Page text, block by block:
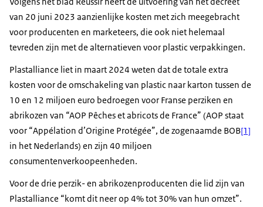
van 20 juni 2023 aanzienlijke kosten met zich meegebracht
voor producenten en marketeers, die ook niet helemaal
tevreden zijn met de alternatieven voor plastic verpakkingen.
Plastalliance liet in maart 2024 weten dat de totale extra
kosten voor de omschakeling van plastic naar karton tussen de
10 en 12 miljoen euro bedroegen voor Franse perziken en
abrikozen van “AOP Pêches et abricots de France” (AOP staat
voor “Appélation d’Origine Protégée”, de zogenaamde BOB[1]
in het Nederlands) en zijn 40 miljoen
consumentenverkoopeenheden.
Voor de drie perzik- en abrikozenproducenten die lid zijn van
Plastalliance “komt dit neer op 4% tot 30% van hun omzet”.